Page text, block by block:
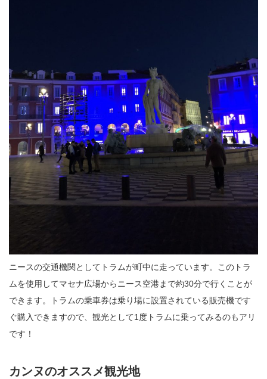
ニースの交通機関としてトラムが町中に走っています。このトラ
ムを使用してマセナ広場からニース空港まで約30分で行くことが
できます。トラムの乗車券は乗り場に設置されている販売機です
ぐ購入できますので、観光として1度トラムに乗ってみるのもアリ
です！
カンヌのオススメ観光地